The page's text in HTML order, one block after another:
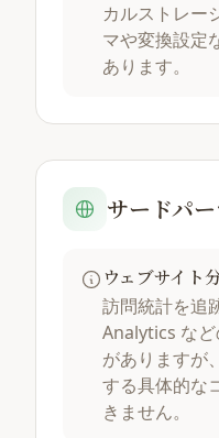
カルストレー
マや変換設定
あります。
サードパ
ウェブサイト
訪問統計を追
Analytics な
がありますが
する具体的な
きません。